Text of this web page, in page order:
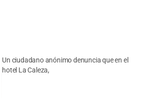
Un ciudadano anónimo denuncia que en el
hotel La Caleza,